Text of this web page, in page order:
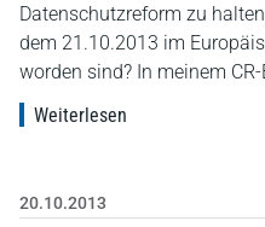
Datenschutzreform zu
dem 21.10.2013 im
worden sind? In meinem
Weiterlesen
20.10.2013